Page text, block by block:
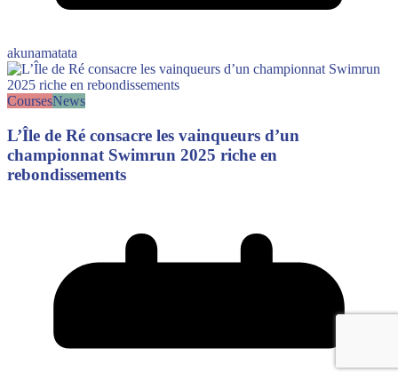
akunamatata
CoursesNews
L’Île de Ré consacre les vainqueurs d’un
championnat Swimrun 2025 riche en
rebondissements